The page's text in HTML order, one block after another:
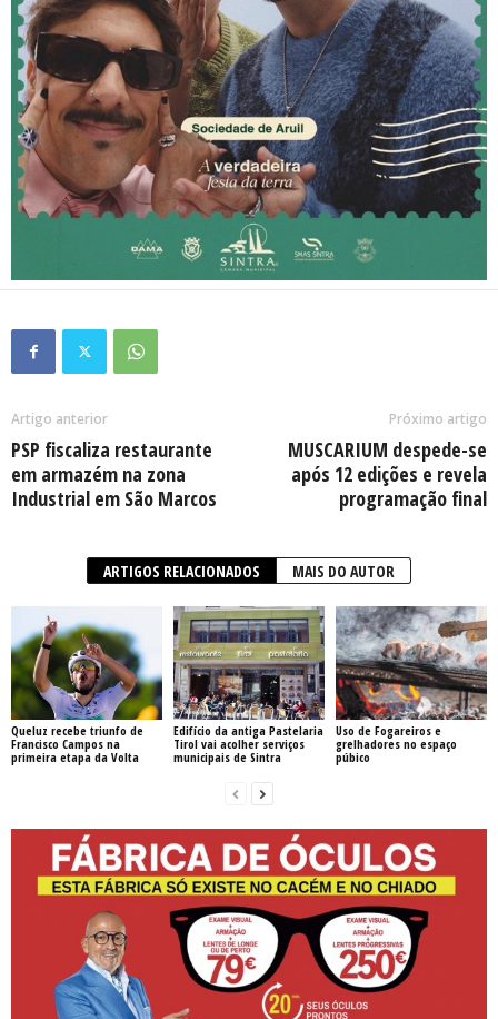
Artigo anterior
PSP fiscaliza restaurante
em armazém na zona
Industrial em São Marcos
Próximo artigo
MUSCARIUM despede-se
após 12 edições e revela
programação final
ARTIGOS RELACIONADOS MAIS DO AUTOR
Queluz recebe triunfo de
Francisco Campos na
primeira etapa da Volta
Edifício da antiga Pastelaria
Tirol vai acolher serviços
municipais de Sintra
Uso de Fogareiros e
grelhadores no espaço
púbico